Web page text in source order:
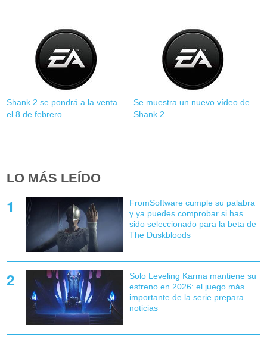
Shank 2 se pondrá a la venta
el 8 de febrero
Se muestra un nuevo vídeo de
Shank 2
LO MÁS LEÍDO
FromSoftware cumple su palabra
y ya puedes comprobar si has
sido seleccionado para la beta de
The Duskbloods
Solo Leveling Karma mantiene su
estreno en 2026: el juego más
importante de la serie prepara
noticias